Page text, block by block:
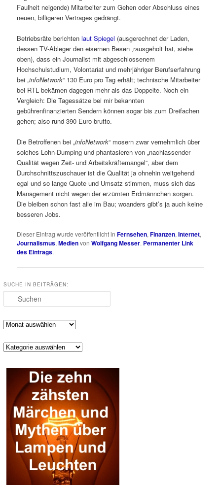
Faulheit neigende) Mitarbeiter zum Gehen oder Abschluss eines
neuen, billigeren Vertrages gedrängt.
Betriebsräte berichtenlaut Spiegel (ausgerechnet der Laden,
dessen TV-Ableger den eisernen Besen ‚rausgeholt hat, siehe
oben), dass ein Journalist mit abgeschlossenem
Hochschulstudium, Volontariat und mehrjähriger Berufserfahrung
bei „infoNetwork“ 130 Euro pro Tag erhält; technische Mitarbeiter
bei RTL bekämen dagegen mehr als das Doppelte. Noch ein
Vergleich: Die Tagessätze bei mir bekannten
gebührenfinanzierten Sendern können sogar bis zum Dreifachen
gehen; also rund 390 Euro brutto.
Die Betroffenen bei „infoNetwork“ mosern zwar vernehmlich über
solches Lohn-Dumping und phantasieren von „nachlassender
Qualität wegen Zeit- und Arbeitskräftemangel“, aber dem
Durchschnittszuschauer ist die Qualität ja ohnehin weitgehend
egal und so lange Quote und Umsatz stimmen, muss sich das
Management nicht wegen der erzürnten Erdmännchen sorgen.
Die bleiben schon fast alle im Bau; woanders gibt’s ja auch keine
besseren Jobs.
Dieser Eintrag wurde veröffentlicht inFernsehen,Finanzen,Internet,
Journalismus,MedienvonWolfgang Messer. Permanenter Link
des Eintrags.
SUCHE IN BEITRÄGEN:
Suchen